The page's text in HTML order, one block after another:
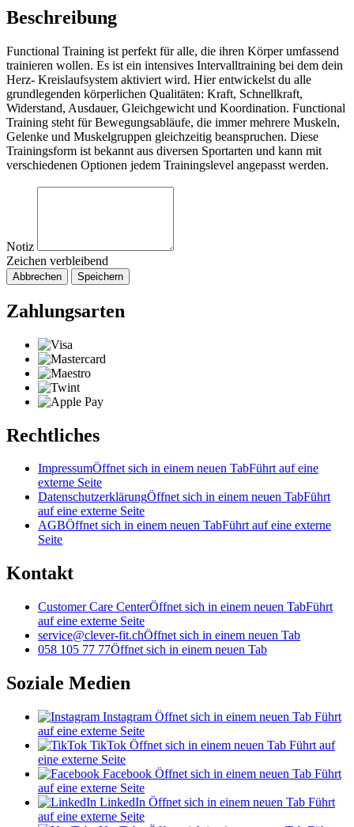
Beschreibung
Functional Training ist perfekt für alle, die ihren Körper umfassend
trainieren wollen. Es ist ein intensives Intervalltraining bei dem dein
Herz- Kreislaufsystem aktiviert wird. Hier entwickelst du alle
grundlegenden körperlichen Qualitäten: Kraft, Schnellkraft,
Widerstand, Ausdauer, Gleichgewicht und Koordination. Functional
Training steht für Bewegungsabläufe, die immer mehrere Muskeln,
Gelenke und Muskelgruppen gleichzeitig beanspruchen. Diese
Trainingsform ist bekannt aus diversen Sportarten und kann mit
verschiedenen Optionen jedem Trainingslevel angepasst werden.
Notiz
Zeichen verbleibend
Abbrechen Speichern
Zahlungsarten
Rechtliches
ImpressumÖffnet sich in einem neuen TabFührt auf eine
externe Seite
DatenschutzerklärungÖffnet sich in einem neuen TabFührt
auf eine externe Seite
AGBÖffnet sich in einem neuen TabFührt auf eine externe
Seite
Kontakt
Customer Care CenterÖffnet sich in einem neuen TabFührt
auf eine externe Seite
service@clever-fit.chÖffnet sich in einem neuen Tab
058 105 77 77Öffnet sich in einem neuen Tab
Soziale Medien
Instagram Öffnet sich in einem neuen Tab Führt
auf eine externe Seite
TikTok Öffnet sich in einem neuen Tab Führt auf
eine externe Seite
Facebook Öffnet sich in einem neuen Tab Führt
auf eine externe Seite
LinkedIn Öffnet sich in einem neuen Tab Führt
auf eine externe Seite